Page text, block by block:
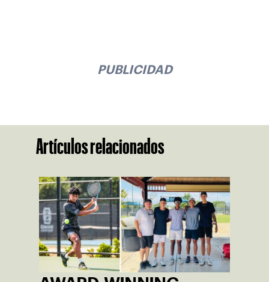
PUBLICIDAD
Artículos relacionados